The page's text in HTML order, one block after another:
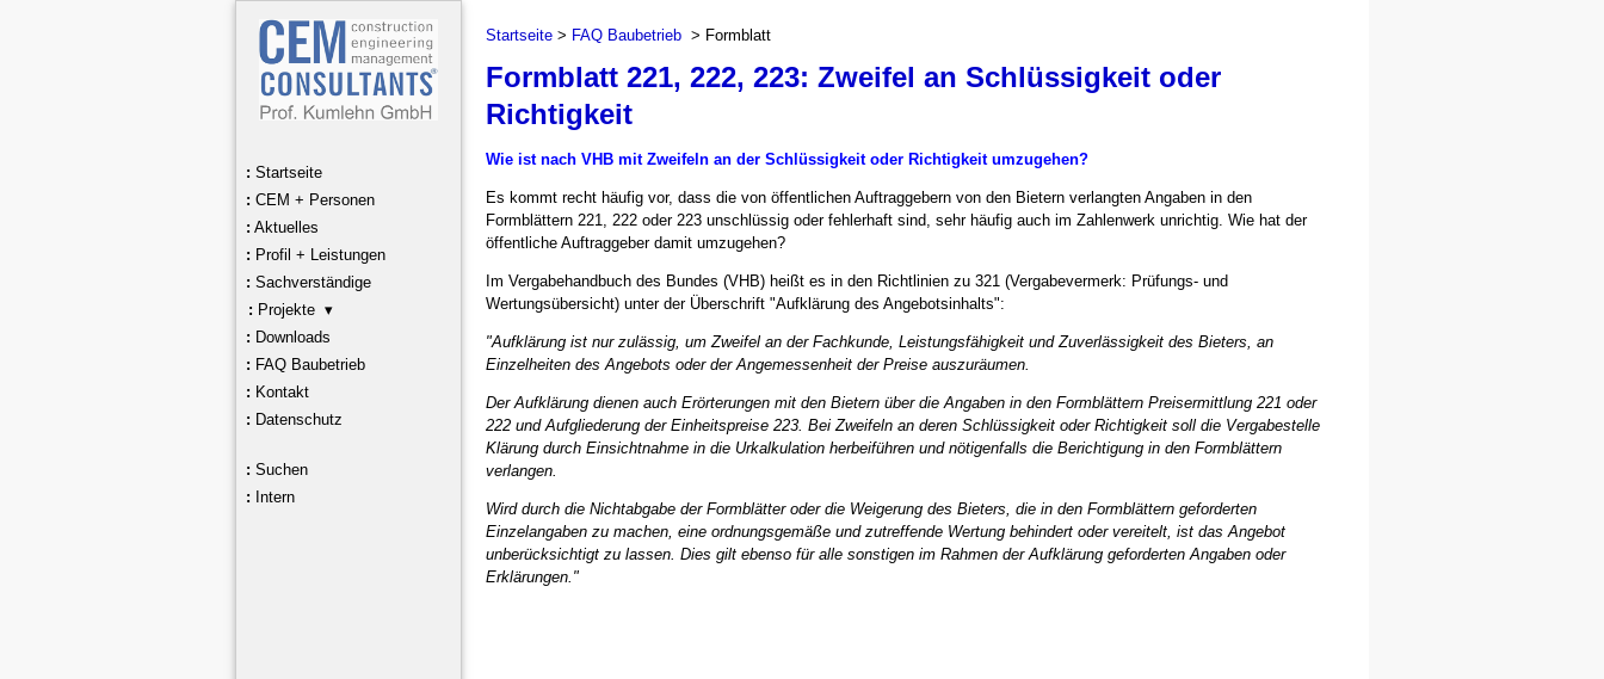
: Startseite
: CEM + Personen
: Aktuelles
: Profil + Leistungen
: Sachverständige
: Projekte ▾
: Downloads
: FAQ Baubetrieb
: Kontakt
: Datenschutz
: Suchen
: Intern
Startseite > FAQ Baubetrieb > Formblatt
Formblatt 221, 222, 223: Zweifel an Schlüssigkeit oder
Richtigkeit
Wie ist nach VHB mit Zweifeln an der Schlüssigkeit oder Richtigkeit umzugehen?
Es kommt recht häufig vor, dass die von öffentlichen Auftraggebern von den Bietern verlangten Angaben in den
Formblättern 221, 222 oder 223 unschlüssig oder fehlerhaft sind, sehr häufig auch im Zahlenwerk unrichtig. Wie hat der
öffentliche Auftraggeber damit umzugehen?
Im Vergabehandbuch des Bundes (VHB) heißt es in den Richtlinien zu 321 (Vergabevermerk: Prüfungs- und
Wertungsübersicht) unter der Überschrift "Aufklärung des Angebotsinhalts":
"Aufklärung ist nur zulässig, um Zweifel an der Fachkunde, Leistungsfähigkeit und Zuverlässigkeit des Bieters, an
Einzelheiten des Angebots oder der Angemessenheit der Preise auszuräumen.
Der Aufklärung dienen auch Erörterungen mit den Bietern über die Angaben in den Formblättern Preisermittlung 221 oder
222 und Aufgliederung der Einheitspreise 223. Bei Zweifeln an deren Schlüssigkeit oder Richtigkeit soll die Vergabestelle
Klärung durch Einsichtnahme in die Urkalkulation herbeiführen und nötigenfalls die Berichtigung in den Formblättern
verlangen.
Wird durch die Nichtabgabe der Formblätter oder die Weigerung des Bieters, die in den Formblättern geforderten
Einzelangaben zu machen, eine ordnungsgemäße und zutreffende Wertung behindert oder vereitelt, ist das Angebot
unberücksichtigt zu lassen. Dies gilt ebenso für alle sonstigen im Rahmen der Aufklärung geforderten Angaben oder
Erklärungen."